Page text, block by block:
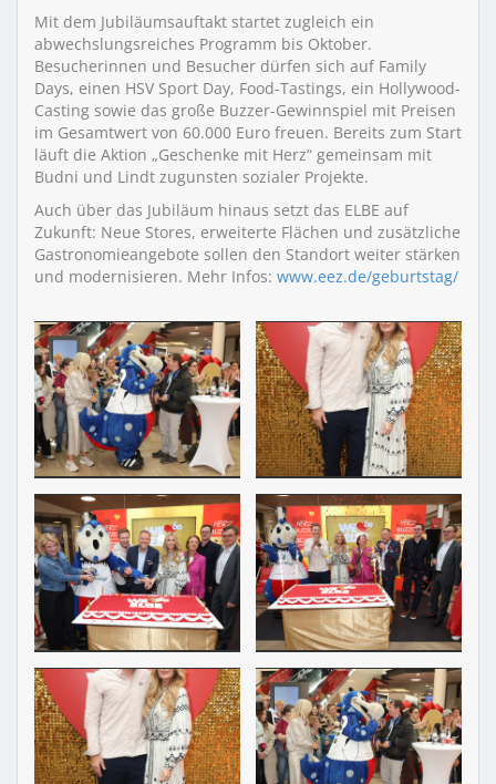
Mit dem Jubiläumsauftakt startet zugleich ein
abwechslungsreiches Programm bis Oktober.
Besucherinnen und Besucher dürfen sich auf Family
Days, einen HSV Sport Day, Food-Tastings, ein Hollywood-
Casting sowie das große Buzzer-Gewinnspiel mit Preisen
im Gesamtwert von 60.000 Euro freuen. Bereits zum Start
läuft die Aktion „Geschenke mit Herz“ gemeinsam mit
Budni und Lindt zugunsten sozialer Projekte.
Auch über das Jubiläum hinaus setzt das ELBE auf
Zukunft: Neue Stores, erweiterte Flächen und zusätzliche
Gastronomieangebote sollen den Standort weiter stärken
und modernisieren. Mehr Infos: www.eez.de/geburtstag/